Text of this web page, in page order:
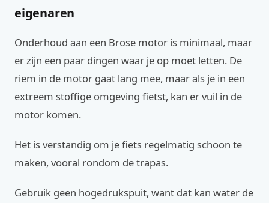
eigenaren
Onderhoud aan een Brose motor is minimaal, maar
er zijn een paar dingen waar je op moet letten. De
riem in de motor gaat lang mee, maar als je in een
extreem stoffige omgeving fietst, kan er vuil in de
motor komen.
Het is verstandig om je fiets regelmatig schoon te
maken, vooral rondom de trapas.
Gebruik geen hogedrukspuit, want dat kan water de